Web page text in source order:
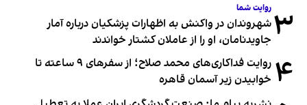
۳ روایت شما
شهروندان در واکنش به اظهارات پزشکیان درباره آمار
جاویدنامان، او را از عاملان کشتار خواندند
۴
روایت فداکاری‌های محمد صلاح؛ از سفرهای ۹ ساعته تا
خوابیدن زیر آسمان قاهره